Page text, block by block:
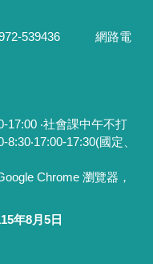
539436 網路電
17:00 ‧社會課中午不打
17:30(國定、
Chrome 瀏覽器，
年8月5日